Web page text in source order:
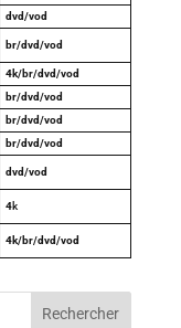
dvd/vod
br/dvd/vod
4k/br/dvd/vod
br/dvd/vod
br/dvd/vod
br/dvd/vod
dvd/vod
4k
4k/br/dvd/vod
Rechercher